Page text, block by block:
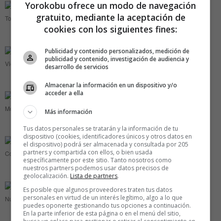
Tonella
Vichy
Mosaico
Collar
Nudo
Yorokobu ofrece un modo de navegación
gratuito, mediante la aceptación de
cookies con los siguientes fines:
Publicidad y contenido personalizados, medición de
publicidad y contenido, investigación de audiencia y
desarrollo de servicios
Almacenar la información en un dispositivo y/o
acceder a ella
Más información
Tus datos personales se tratarán y la información de tu
dispositivo (cookies, identificadores únicos y otros datos en
el dispositivo) podrá ser almacenada y consultada por 205
partners y compartida con ellos, o bien usada
específicamente por este sitio. Tanto nosotros como
nuestros partners podemos usar datos precisos de
geolocalización. Lista de partners.
Es posible que algunos proveedores traten tus datos
personales en virtud de un interés legítimo, algo a lo que
puedes oponerte gestionando tus opciones a continuación.
En la parte inferior de esta página o en el menú del sitio,